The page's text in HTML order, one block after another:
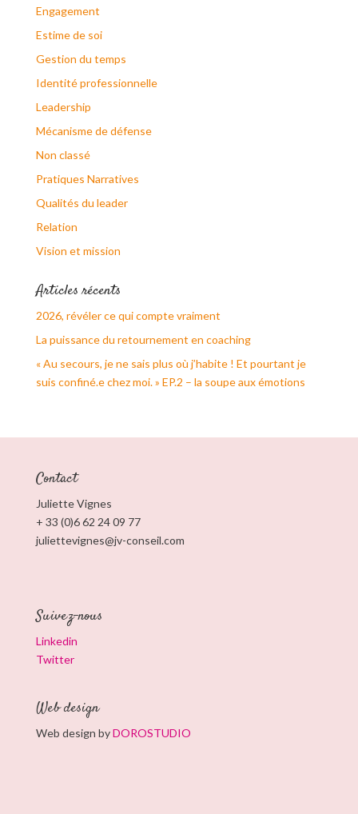
Engagement
Estime de soi
Gestion du temps
Identité professionnelle
Leadership
Mécanisme de défense
Non classé
Pratiques Narratives
Qualités du leader
Relation
Vision et mission
Articles récents
2026, révéler ce qui compte vraiment
La puissance du retournement en coaching
« Au secours, je ne sais plus où j’habite ! Et pourtant je
suis confiné.e chez moi. » EP.2 – la soupe aux émotions
Contact
Juliette Vignes
+ 33 (0)6 62 24 09 77
juliettevignes@jv-conseil.com
Suivez-nous
Linkedin
Twitter
Web design
Web design byDOROSTUDIO